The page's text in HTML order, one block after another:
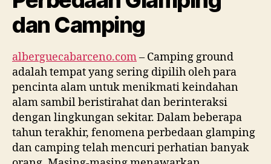
dan Camping
alberguecabarceno.com– Camping ground
adalah tempat yang sering dipilih oleh para
pencinta alam untuk menikmati keindahan
alam sambil beristirahat dan berinteraksi
dengan lingkungan sekitar. Dalam beberapa
tahun terakhir, fenomena perbedaan glamping
dan camping telah mencuri perhatian banyak